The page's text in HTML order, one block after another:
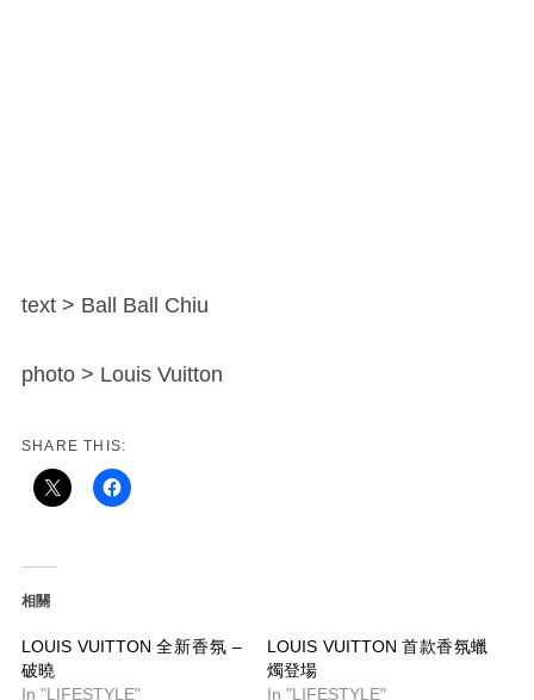
text > Ball Ball Chiu
photo > Louis Vuitton
SHARE THIS:
相關
LOUIS VUITTON 全新香氛 –
破曉
In "LIFESTYLE"
LOUIS VUITTON 首款香氛蠟
燭登場
In "LIFESTYLE"